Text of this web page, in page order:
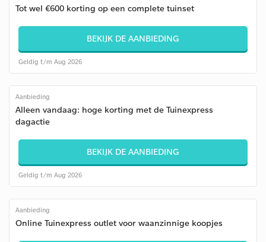
Tot wel €600 korting op een complete tuinset
BEKIJK DE AANBIEDING
Geldig t/m Aug 2026
Aanbieding
Alleen vandaag: hoge korting met de Tuinexpress
dagactie
BEKIJK DE AANBIEDING
Geldig t/m Aug 2026
Aanbieding
Online Tuinexpress outlet voor waanzinnige koopjes